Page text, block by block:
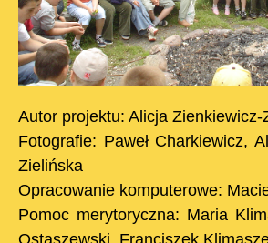
Autor projektu: Alicja Zienkiewicz-
Fotografie: Paweł Charkiewicz,
Zielińska
Opracowanie komputerowe:
Pomoc merytoryczna: Maria
Ostaszewski, Franciszek